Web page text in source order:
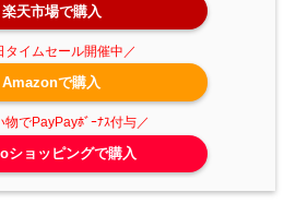
楽天市場で購入
Amazonで購入
ショッピングで購入